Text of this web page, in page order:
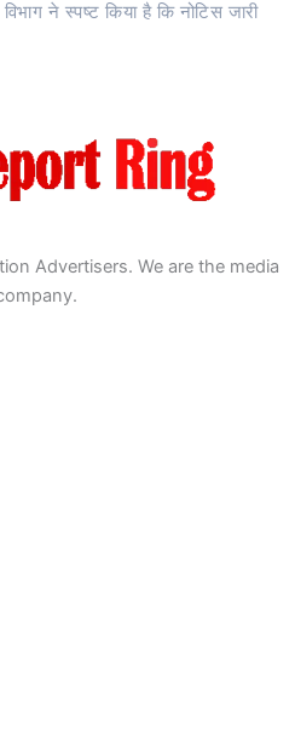
ने स्पष्ट किया है कि नोटिस जारी
Advertisers. We are the media